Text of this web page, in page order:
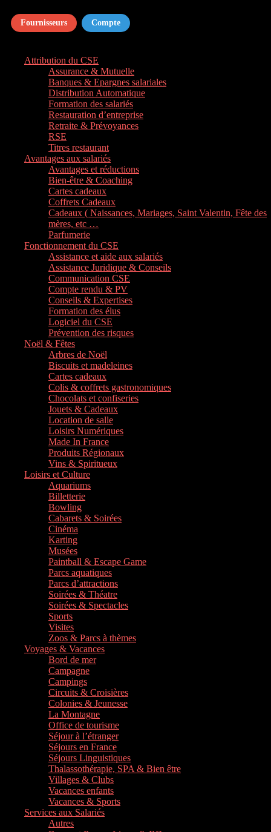
Fournisseurs Compte
Attribution du CSE
Assurance & Mutuelle
Banques & Epargnes salariales
Distribution Automatique
Formation des salariés
Restauration d’entreprise
Retraite & Prévoyances
RSE
Titres restaurant
Avantages aux salariés
Avantages et réductions
Bien-être & Coaching
Cartes cadeaux
Coffrets Cadeaux
Cadeaux ( Naissances, Mariages, Saint Valentin, Fête des
mères, etc …
Parfumerie
Fonctionnement du CSE
Assistance et aide aux salariés
Assistance Juridique & Conseils
Communication CSE
Compte rendu & PV
Conseils & Expertises
Formation des élus
Logiciel du CSE
Prévention des risques
Noël & Fêtes
Arbres de Noël
Biscuits et madeleines
Cartes cadeaux
Colis & coffrets gastronomiques
Chocolats et confiseries
Jouets & Cadeaux
Location de salle
Loisirs Numériques
Made In France
Produits Régionaux
Vins & Spiritueux
Loisirs et Culture
Aquariums
Billetterie
Bowling
Cabarets & Soirées
Cinéma
Karting
Musées
Paintball & Escape Game
Parcs aquatiques
Parcs d’attractions
Soirées & Théatre
Soirées & Spectacles
Sports
Visites
Zoos & Parcs à thèmes
Voyages & Vacances
Bord de mer
Campagne
Campings
Circuits & Croisières
Colonies & Jeunesse
La Montagne
Office de tourisme
Séjour à l’étranger
Séjours en France
Séjours Linguistiques
Thalassothérapie, SPA & Bien être
Villages & Clubs
Vacances enfants
Vacances & Sports
Services aux Salariés
Autres